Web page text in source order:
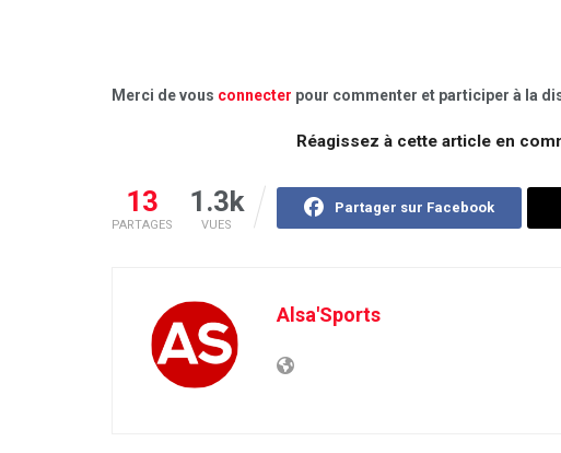
Merci de vous connecter pour commenter et participer à la
Réagissez à cette article en
13
PARTAGES
1.3k
VUES
Partager sur Facebook
Alsa'Sports